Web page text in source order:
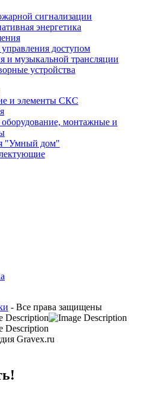
сигнализации
энергетика
доступом
и музыкальной трансляции
устройства
и элементы СКС
оборудование, монтажные и
"Умный дом"
- Все права защищены
Gravex.ru